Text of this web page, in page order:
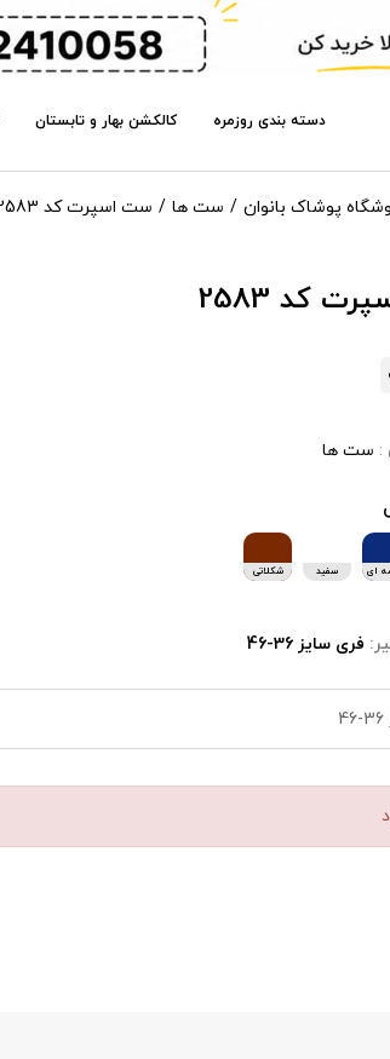
دسته بندی روزمره کالکشن بهار و تابستان
پوشاک بانوان ست ها ست اسپرت کد 2583
کد 2583
: ست ها
ای سفید شکلاتی
فری سایز 36-46